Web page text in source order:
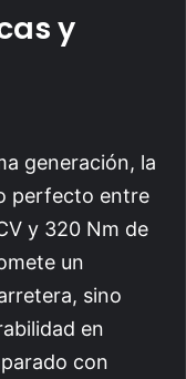
y
generación, la
perfecto entre
y 320 Nm de
un
sino
en
con